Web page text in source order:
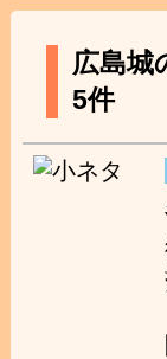
広島城
5件